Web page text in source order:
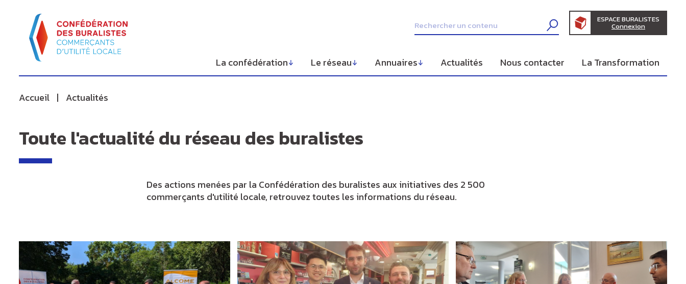
contenu
principal
La confédération
Le réseau Annuaires Actualités Nous contacter La Transformation
ESPACE BURALISTES
Connexion
d'Ariane
Accueil Actualités
Toute l'actualité du réseau des buralistes
Des actions menées par la Confédération des buralistes aux initiatives des 2 500
commerçants d'utilité locale, retrouvez toutes les informations du réseau.
page